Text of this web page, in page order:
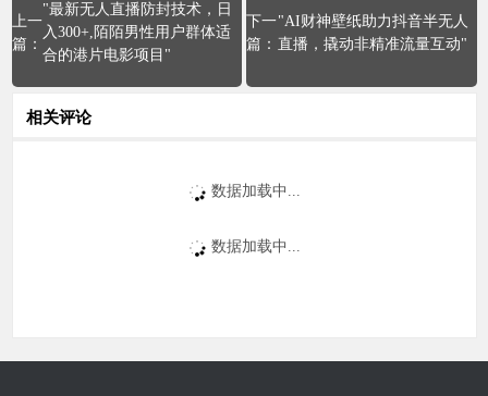
"最新无人直播防封技术，日
入300+,陌陌男性用户群体适
合的港片电影项目"
"AI财神壁纸助力抖音半无人
直播，撬动非精准流量互动"
相关评论
数据加载中...
数据加载中...